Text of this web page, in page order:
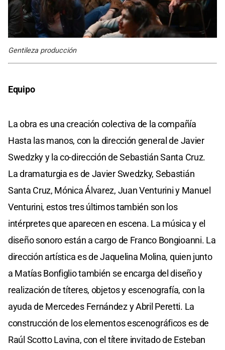
Gentileza producción
Equipo
La obra es una creación colectiva de la compañía
Hasta las manos, con la dirección general de Javier
Swedzky y la co-dirección de Sebastián Santa Cruz.
La dramaturgia es de Javier Swedzky, Sebastián
Santa Cruz, Mónica Álvarez, Juan Venturini y Manuel
Venturini, estos tres últimos también son los
intérpretes que aparecen en escena. La música y el
diseño sonoro están a cargo de Franco Bongioanni. La
dirección artística es de Jaquelina Molina, quien junto
a Matías Bonfiglio también se encarga del diseño y
realización de títeres, objetos y escenografía, con la
ayuda de Mercedes Fernández y Abril Peretti. La
construcción de los elementos escenográficos es de
Raúl Scotto Lavina, con el títere invitado de Esteban